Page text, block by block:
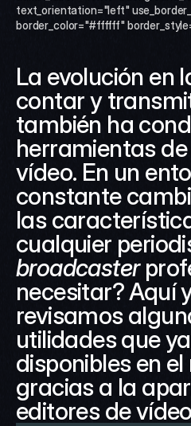
text_orientation="left"
border_color="#ffffff"
La evolución en
contar y
también ha
herramientas
vídeo. En un
constante
las
broadcaster
necesitar? Aquí
revisamos
utilidades que
disponibles en
gracias a la
editores de